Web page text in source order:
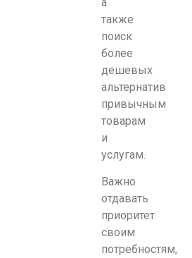
также
поиск
более
дешевых
альтернатив
привычным
товарам
и
услугам.
Важно
отдавать
приоритет
своим
потребностям,